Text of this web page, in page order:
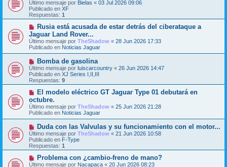
n
s
a
e
e
v
o
m
e
n
s
a
j
Último mensaje por Bielas « 03 Jul 2026 09:06
Publicado en XF
Respuestas: 1
N
e
v
o
m
n
s
a
j
Rusia está acusada de estar detrás del ciberataque a
Jaguar Land Rover...
Último mensaje por TheShadow « 28 Jun 2026 17:33
Publicado en Noticias Jaguar
N
u
e
v
o
m
e
n
s
a
j
Bomba de gasolina
Último mensaje por luiscarcountry « 26 Jun 2026 14:47
Publicado en XJ Series I,II,III
Respuestas: 9
N
u
e
v
o
m
n
s
a
j
El modelo eléctrico GT Jaguar Type 01 debutará en
octubre.
Último mensaje por TheShadow « 25 Jun 2026 21:28
Publicado en Noticias Jaguar
N
u
e
v
o
m
e
Duda con las Valvulas y su funcionamiento con el motor...
Último mensaje por TheShadow « 21 Jun 2026 10:58
Publicado en F-Type
Respuestas: 1
N
u
Problema con ¿cambio-freno de mano?
Último mensaje por Nacapaca « 20 Jun 2026 08:23